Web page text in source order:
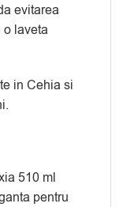
evitarea
laveta
in Cehia si
510 ml
pentru